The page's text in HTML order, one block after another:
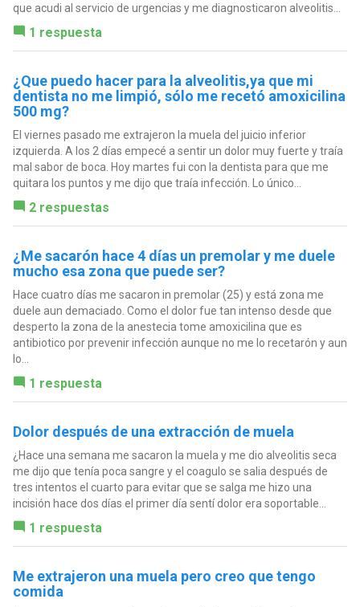
que acudi al servicio de urgencias y me diagnosticaron alveolitis...
1 respuesta
¿Que puedo hacer para la alveolitis,ya que mi
dentista no me limpió, sólo me recetó amoxicilina
500 mg?
El viernes pasado me extrajeron la muela del juicio inferior
izquierda. A los 2 días empecé a sentir un dolor muy fuerte y traía
mal sabor de boca. Hoy martes fui con la dentista para que me
quitara los puntos y me dijo que traía infección. Lo único...
2 respuestas
¿Me sacarón hace 4 días un premolar y me duele
mucho esa zona que puede ser?
Hace cuatro días me sacaron in premolar (25) y está zona me
duele aun demaciado. Como el dolor fue tan intenso desde que
desperto la zona de la anestecia tome amoxicilina que es
antibiotico por prevenir infección aunque no me lo recetarón y aun
lo...
1 respuesta
Dolor después de una extracción de muela
¿Hace una semana me sacaron la muela y me dio alveolitis seca
me dijo que tenía poca sangre y el coagulo se salia después de
tres intentos el cuarto para evitar que se salga me hizo una
incisión hace dos días el primer día sentí dolor era soportable...
1 respuesta
Me extrajeron una muela pero creo que tengo
comida